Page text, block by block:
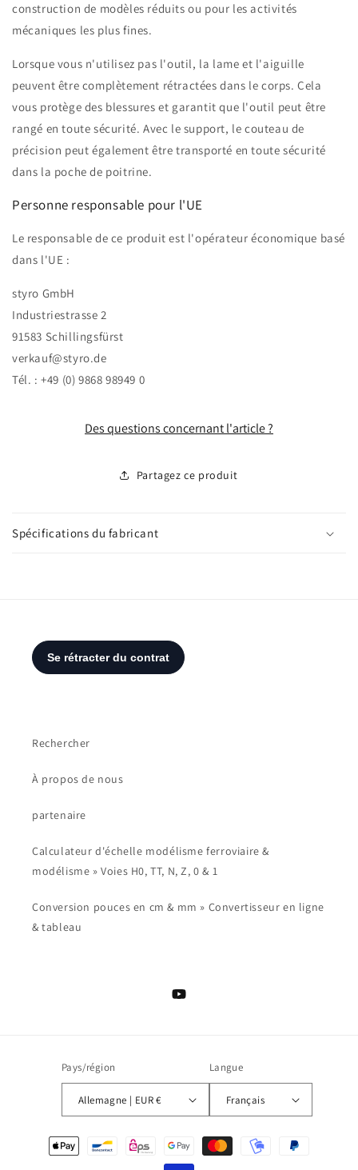
construction de modèles réduits ou pour les activités
mécaniques les plus fines.
Lorsque vous n'utilisez pas l'outil, la lame et l'aiguille
peuvent être complètement rétractées dans le corps. Cela
vous protège des blessures et garantit que l'outil peut être
rangé en toute sécurité. Avec le support, le couteau de
précision peut également être transporté en toute sécurité
dans la poche de poitrine.
Personne responsable pour l'UE
Le responsable de ce produit est l'opérateur économique basé
dans l'UE :
styro GmbH
Industriestrasse 2
91583 Schillingsfürst
verkauf@styro.de
Tél. : +49 (0) 9868 98949 0
Des questions concernant l'article ?
Partagez ce produit
Spécifications du fabricant
Rechercher
À propos de nous
partenaire
Calculateur d'échelle modélisme ferroviaire &
modélisme » Voies H0, TT, N, Z, 0 & 1
Conversion pouces en cm & mm » Convertisseur en ligne
& tableau
YouTube
Pays/région
Allemagne | EUR €
Langue
Français
Moyens